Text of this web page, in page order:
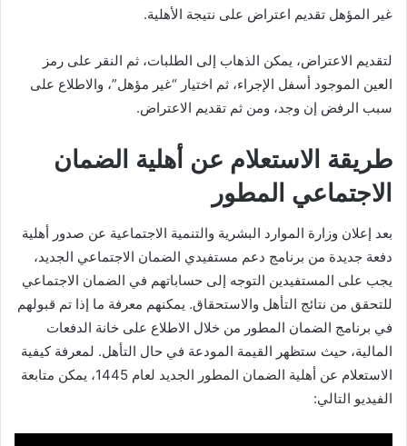
غير المؤهل تقديم اعتراض على نتيجة الأهلية.
لتقديم الاعتراض، يمكن الذهاب إلى الطلبات، ثم النقر على رمز
العين الموجود أسفل الإجراء، ثم اختيار “غير مؤهل”، والاطلاع على
سبب الرفض إن وجد، ومن ثم تقديم الاعتراض.
طريقة الاستعلام عن أهلية الضمان
الاجتماعي المطور
بعد إعلان وزارة الموارد البشرية والتنمية الاجتماعية عن صدور أهلية
دفعة جديدة من برنامج دعم مستفيدي الضمان الاجتماعي الجديد،
يجب على المستفيدين التوجه إلى حساباتهم في الضمان الاجتماعي
للتحقق من نتائج التأهل والاستحقاق. يمكنهم معرفة ما إذا تم قبولهم
في برنامج الضمان المطور من خلال الاطلاع على خانة الدفعات
المالية، حيث ستظهر القيمة المودعة في حال التأهل. لمعرفة كيفية
الاستعلام عن أهلية الضمان المطور الجديد لعام 1445، يمكن متابعة
الفيديو التالي: